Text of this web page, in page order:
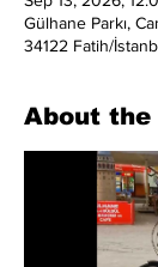
Gülhane Parkı,
34122 Fatih/
About the